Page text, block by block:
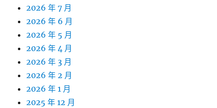
2026 年 7 月
2026 年 6 月
2026 年 5 月
2026 年 4 月
2026 年 3 月
2026 年 2 月
2026 年 1 月
2025 年 12 月